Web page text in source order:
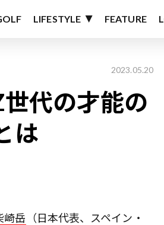
LIFESTYLE FEATURE
2023.05.20
代の才能の
は
崎岳 （日本代表、スペイン・